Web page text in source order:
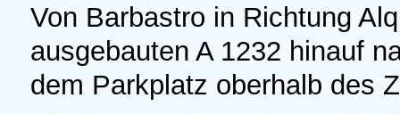
Von Barbastro in Richtung
ausgebauten A 1232 hinauf
dem Parkplatz oberhalb des